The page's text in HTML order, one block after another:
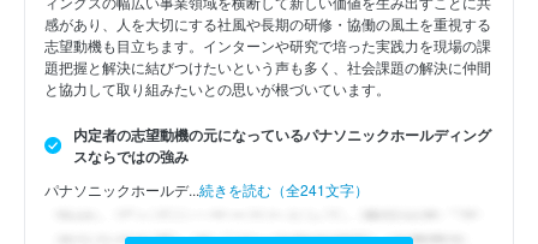
感があり、人を大切にする社風や長期の研修・協働の風土を重視する
志望動機も目立ちます。インターンや研究で培った実践力を現場の課
題把握と解決に結びつけたいという声も多く、社会課題の解決に仲間
と協力して取り組みたいとの思いが根づいています。
内定者の志望動機の元になっているパナソニックホールディング
スならではの強み
パナソニックホールデ...続きを読む（全241文字）